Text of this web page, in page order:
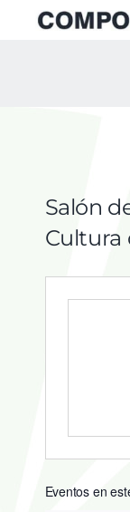
Compostaje
Salón
Cultura
Eventos en